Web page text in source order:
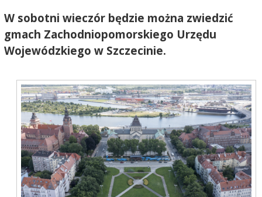
W sobotni wieczór będzie można zwiedzić
gmach Zachodniopomorskiego Urzędu
Wojewódzkiego w Szczecinie.